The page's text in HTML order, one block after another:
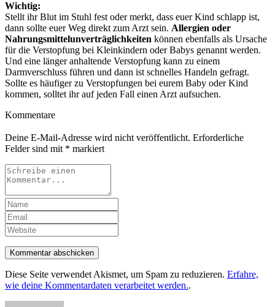
Wichtig:
Stellt ihr Blut im Stuhl fest oder merkt, dass euer Kind schlapp ist,
dann sollte euer Weg direkt zum Arzt sein. Allergien oder
Nahrungsmittelunverträglichkeiten können ebenfalls als Ursache
für die Verstopfung bei Kleinkindern oder Babys genannt werden.
Und eine länger anhaltende Verstopfung kann zu einem
Darmverschluss führen und dann ist schnelles Handeln gefragt.
Sollte es häufiger zu Verstopfungen bei eurem Baby oder Kind
kommen, solltet ihr auf jeden Fall einen Arzt aufsuchen.
Kommentare
Deine E-Mail-Adresse wird nicht veröffentlicht. Erforderliche
Felder sind mit * markiert
Kommentar abschicken
Diese Seite verwendet Akismet, um Spam zu reduzieren. Erfahre,
wie deine Kommentardaten verarbeitet werden..